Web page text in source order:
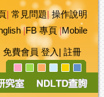
常見問題|操作說明
|FB 專頁|Mobile
免費會員 登入 註冊